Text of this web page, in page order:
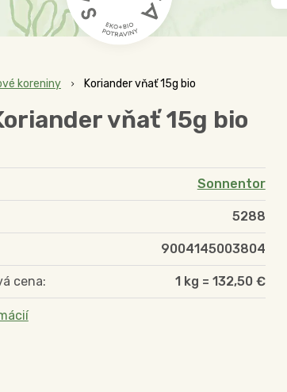
koreniny Koriander vňať 15g bio
vňať 15g bio
Sonnentor
5288
9004145003804
cena: 1 kg = 132,50 €